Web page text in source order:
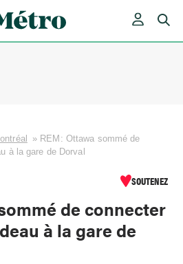
» REM: Ottawa sommé de
à la gare de Dorval
SOUTENEZ
de connecter
à la gare de